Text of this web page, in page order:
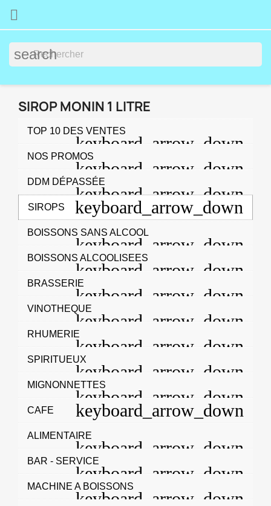

search
SIROP MONIN 1 LITRE
TOP 10 DES VENTES
NOS PROMOS
DDM DÉPASSÉE
SIROPS
BOISSONS SANS ALCOOL
BOISSONS ALCOOLISEES
BRASSERIE
VINOTHEQUE
RHUMERIE
SPIRITUEUX
MIGNONNETTES
CAFE
ALIMENTAIRE
BAR - SERVICE
MACHINE A BOISSONS